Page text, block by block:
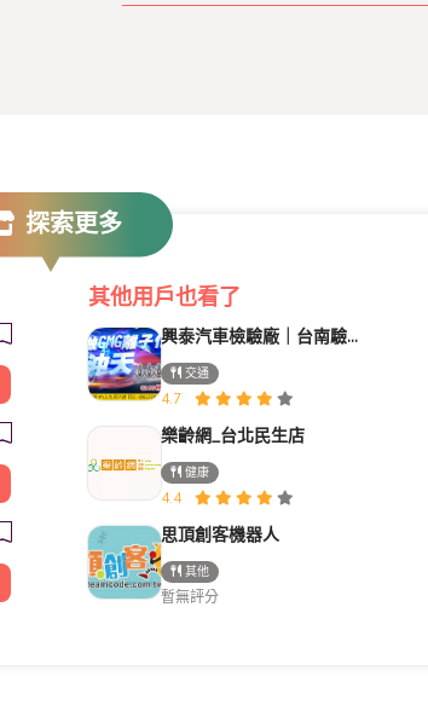
探索更多
其他用戶也看了
興泰汽車檢驗廠｜台南驗車｜修車｜汽車保養《路馳揚歸仁店》
交通
4.7
樂齡網_台北民生店
健康
4.4
思頂創客機器人
其他
暫無評分